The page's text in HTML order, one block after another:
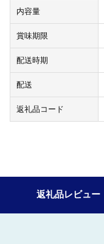
内容量
賞味期限
配送時期
配送
返礼品コード
返礼品レビュー